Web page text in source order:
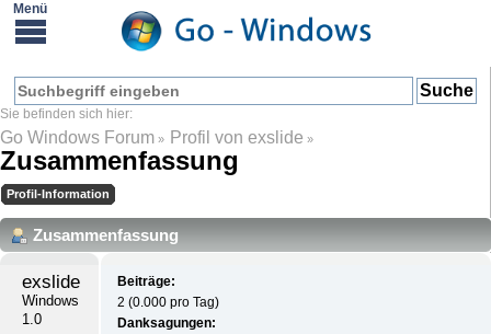
Go Windows Forum » Profil von exslide »
Zusammenfassung
Profil-Information
Zusammenfassung
Windows
1.0
Beiträge:
2 (0.000 pro Tag)
Danksagungen: